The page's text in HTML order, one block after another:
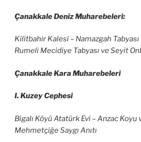
Çanakkale Deniz Muharebeleri:
Kilitbahir Kalesi – Namazgah
Rumeli Mecidiye Tabyası ve Seyit
Çanakkale Kara Muharebeleri
I. Kuzey Cephesi
Bigalı Köyü Atatürk Evi – Anzac Koyu
Mehmetçiğe Saygı Anıtı